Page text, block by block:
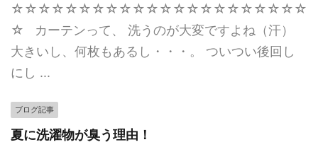
☆☆☆☆☆☆☆☆☆☆☆☆☆☆☆☆☆☆☆☆☆☆
☆ カーテンって、 洗うのが大変ですよね（汗）
大きいし、何枚もあるし・・・。 ついつい後回し
にし ...
ブログ記事
夏に洗濯物が臭う理由！